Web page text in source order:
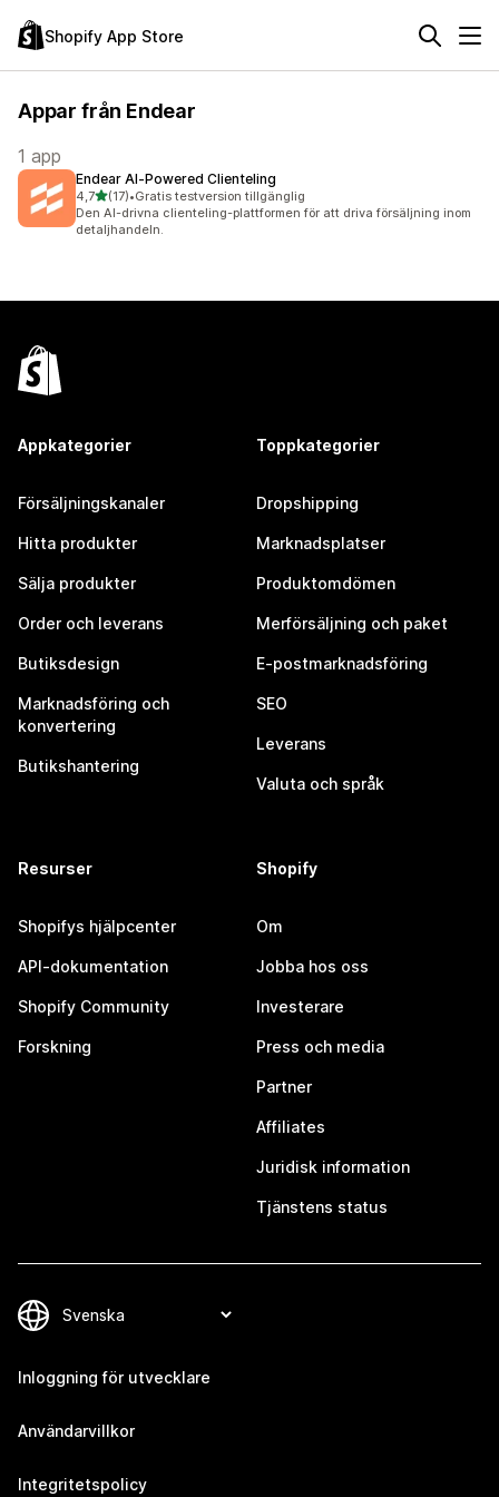
Shopify App Store
Appar från Endear
1 app
Endear AI‑Powered Clienteling
4,7av 5 stjärnor
(17)
17 recensioner totalt
•Gratis testversion tillgänglig
Den AI-drivna clienteling-plattformen för att driva försäljning inom
detaljhandeln.
Appkategorier
Försäljningskanaler
Hitta produkter
Sälja produkter
Order och leverans
Butiksdesign
Marknadsföring och
konvertering
Butikshantering
Toppkategorier
Dropshipping
Marknadsplatser
Produktomdömen
Merförsäljning och paket
E-postmarknadsföring
SEO
Leverans
Valuta och språk
Resurser
Shopifys hjälpcenter
API-dokumentation
Shopify Community
Forskning
Shopify
Om
Jobba hos oss
Investerare
Press och media
Partner
Affiliates
Juridisk information
Tjänstens status
Inloggning för utvecklare
Användarvillkor
Integritetspolicy